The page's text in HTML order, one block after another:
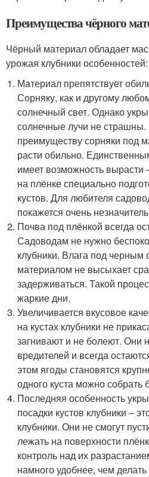
Преимущества чёрного
Чёрный материал обладает
урожая клубники особенностей:
Материал препятствует
Сорняку, как и другому
солнечный свет. Однако
солнечные лучи не страшны.
преимуществу сорняки под
расти обильно.
имеет возможность вырасти
на плёнке специально
кустов. Для любителя
покажется очень
Почва под плёнкой всегда
Садоводам не нужно
клубники. Влага под черным
материалом не высыхает
задерживаться. Такой
жаркие дни.
Увеличивается вкусовое
на кустах клубники не
загнивают и не болеют. Они
вредителей и всегда
этом ягоды становятся
одного куста можно
Последняя особенность
посадки кустов клубники –
клубники. Они не смогут
лежать на поверхности
контроль над их
намного удобнее, чем